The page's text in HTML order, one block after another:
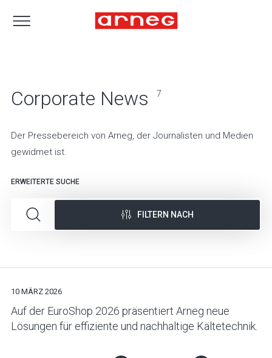
Corporate News 7
Der Pressebereich von Arneg, der Journalisten und Medien
gewidmet ist.
ERWEITERTE SUCHE
FILTERN NACH
10 MÄRZ 2026
Auf der EuroShop 2026 präsentiert Arneg neue
Lösungen für effiziente und nachhaltige Kältetechnik.